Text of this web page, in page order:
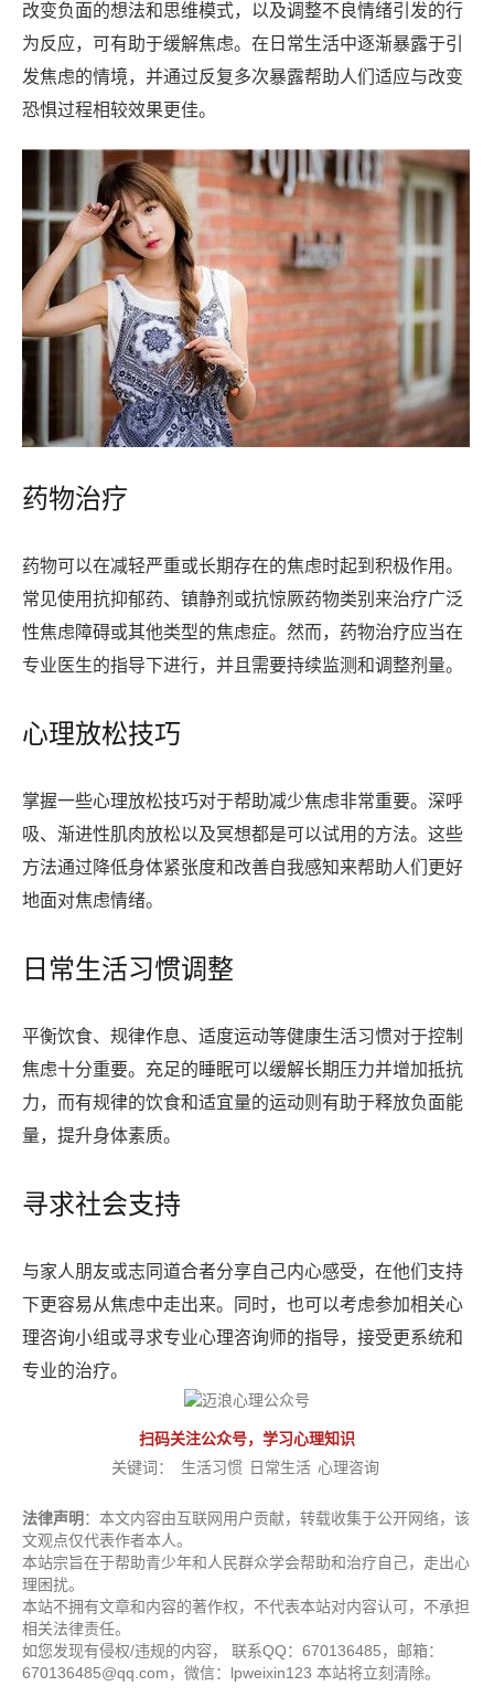
改变负面的想法和思维模式，以及调整不良情绪引发的行
为反应，可有助于缓解焦虑。在日常生活中逐渐暴露于引
发焦虑的情境，并通过反复多次暴露帮助人们适应与改变
恐惧过程相较效果更佳。
药物治疗
药物可以在减轻严重或长期存在的焦虑时起到积极作用。
常见使用抗抑郁药、镇静剂或抗惊厥药物类别来治疗广泛
性焦虑障碍或其他类型的焦虑症。然而，药物治疗应当在
专业医生的指导下进行，并且需要持续监测和调整剂量。
心理放松技巧
掌握一些心理放松技巧对于帮助减少焦虑非常重要。深呼
吸、渐进性肌肉放松以及冥想都是可以试用的方法。这些
方法通过降低身体紧张度和改善自我感知来帮助人们更好
地面对焦虑情绪。
日常生活习惯调整
平衡饮食、规律作息、适度运动等健康生活习惯对于控制
焦虑十分重要。充足的睡眠可以缓解长期压力并增加抵抗
力，而有规律的饮食和适宜量的运动则有助于释放负面能
量，提升身体素质。
寻求社会支持
与家人朋友或志同道合者分享自己内心感受，在他们支持
下更容易从焦虑中走出来。同时，也可以考虑参加相关心
理咨询小组或寻求专业心理咨询师的指导，接受更系统和
专业的治疗。
扫码关注公众号，学习心理知识
关键词：
生活习惯 日常生活 心理咨询
法律声明 ：本文内容由互联网用户贡献，转载收集于公开网络，该
文观点仅代表作者本人。
本站宗旨在于帮助青少年和人民群众学会帮助和治疗自己，走出心
理困扰。
本站不拥有文章和内容的著作权，不代表本站对内容认可，不承担
相关法律责任。
如您发现有侵权/违规的内容， 联系QQ：670136485，邮箱：
670136485@qq.com，微信：lpweixin123 本站将立刻清除。